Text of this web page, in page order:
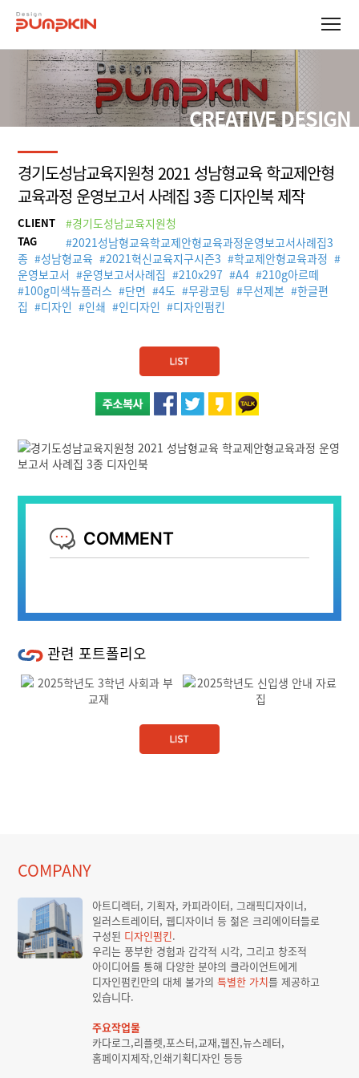
CREATIVE DESIGN
경기도성남교육지원청 2021 성남형교육 학교제안형
교육과정 운영보고서 사례집 3종 디자인북 제작
CLIENT #경기도성남교육지원청
TAG #2021성남형교육학교제안형교육과정운영보고서사례집3
종 #성남형교육 #2021혁신교육지구시즌3 #학교제안형교육과정 #
운영보고서 #운영보고서사례집 #210x297 #A4 #210g아르떼
#100g미색뉴플러스 #단면 #4도 #무광코팅 #무선제본 #한글편
집 #디자인 #인쇄 #인디자인 #디자인펌킨
COMMENT
관련 포트폴리오
COMPANY
아트디렉터, 기획자, 카피라이터, 그래픽디자이너,
일러스트레이터, 웹디자이너 등 젊은 크리에이터들로
구성된 디자인펌킨.
우리는 풍부한 경험과 감각적 시각, 그리고 창조적
아이디어를 통해 다양한 분야의 클라이언트에게
디자인펌킨만의 대체 불가의특별한 가치를 제공하고
있습니다.
주요작업물
카다로그,리플렛,포스터,교재,웹진,뉴스레터,
홈페이지제작,인쇄기획디자인 등등